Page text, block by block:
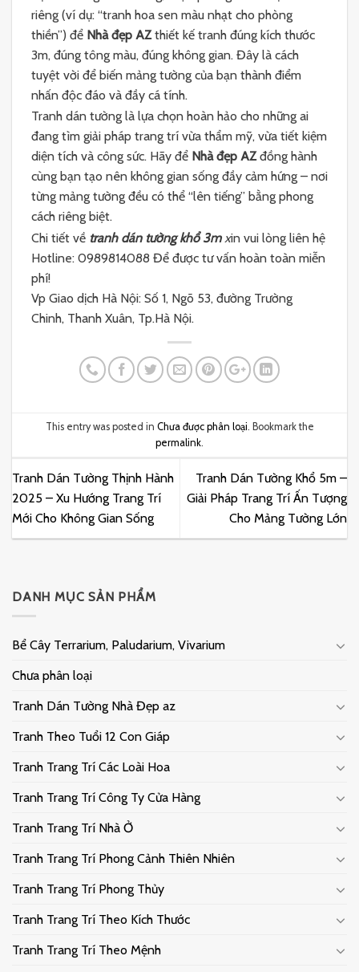
riêng (ví dụ: “tranh hoa sen màu nhạt cho phòng
thiền”) để Nhà đẹp AZthiết kế tranh đúng kích thước
3m, đúng tông màu, đúng không gian. Đây là cách
tuyệt vời để biến mảng tường của bạn thành điểm
nhấn độc đáo và đầy cá tính.
Tranh dán tường là lựa chọn hoàn hảo cho những ai
đang tìm giải pháp trang trí vừa thẩm mỹ, vừa tiết kiệm
diện tích và công sức. Hãy để Nhà đẹp AZđồng hành
cùng bạn tạo nên không gian sống đầy cảm hứng – nơi
từng mảng tường đều có thể “lên tiếng” bằng phong
cách riêng biệt.
Chi tiết về tranh dán tường khổ 3mxin vui lòng liên hệ
Hotline: 0989814088 Để được tư vấn hoàn toàn miễn
phí!
Vp Giao dịch Hà Nội: Số 1, Ngõ 53, đường Trường
Chinh, Thanh Xuân, Tp.Hà Nội.
This entry was posted in Chưa được phân loại. Bookmark the
permalink.
Tranh Dán Tường Thịnh Hành
2025 – Xu Hướng Trang Trí
Mới Cho Không Gian Sống
Tranh Dán Tường Khổ 5m –
Giải Pháp Trang Trí Ấn Tượng
Cho Mảng Tường Lớn
DANH MỤC SẢN PHẨM
Bể Cây Terrarium, Paludarium, Vivarium
Chưa phân loại
Tranh Dán Tường Nhà Đẹp az
Tranh Theo Tuổi 12 Con Giáp
Tranh Trang Trí Các Loài Hoa
Tranh Trang Trí Công Ty Cửa Hàng
Tranh Trang Trí Nhà Ở
Tranh Trang Trí Phong Cảnh Thiên Nhiên
Tranh Trang Trí Phong Thủy
Tranh Trang Trí Theo Kích Thước
Tranh Trang Trí Theo Mệnh